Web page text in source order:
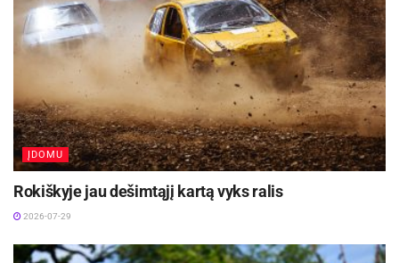
ĮDOMU
Rokiškyje jau dešimtąjį kartą vyks ralis
2026-07-29